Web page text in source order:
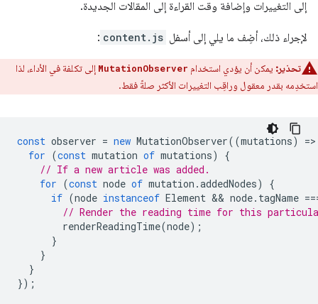
إلى التغييرات وإضافة وقت القراءة إلى المقالات الجديدة.
لإجراء ذلك، أضِف ما يلي إلى أسفل content.js
:
تحذير: يمكن أن يؤدي استخدام MutationObserver إلى تكلفة في الأداء، لذا
استخدِمه بقدر معقول وراقِب التغييرات الأكثر صلةً فقط.
const observer = new MutationObserver((mutations) =>
for (const mutation of mutations)
{
// If a new article was added.
for (const node of mutation .addedNodes)
{
if (node instanceof Element && node. tagName
// Render the reading time for this
renderReadingTime(node);
}
}
}
});